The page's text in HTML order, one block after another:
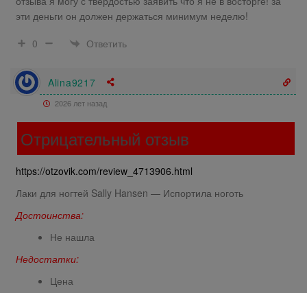
эти деньги он должен держаться минимум неделю!
0
Ответить
Alina9217
2026 лет назад
Отрицательный отзыв
https://otzovik.com/review_4713906.html
Лаки для ногтей Sally Hansen — Испортила ноготь
Достоинства:
Не нашла
Недостатки:
Цена